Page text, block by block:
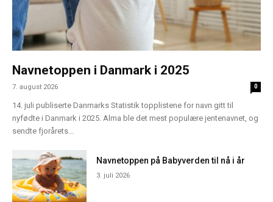
Navnetoppen i Danmark i 2025
7. august 2026 0
14. juli publiserte Danmarks Statistik topplistene for navn gitt til
nyfødte i Danmark i 2025. Alma ble det mest populære jentenavnet, og
sendte fjorårets...
Navnetoppen på Babyverden til nå i år
3. juli 2026